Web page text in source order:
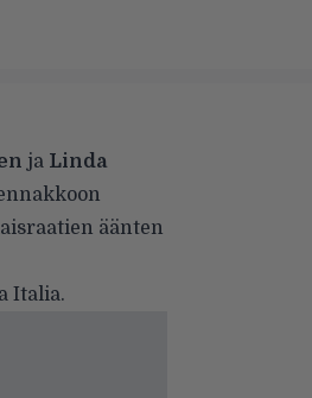
ja Linda
äänten
Italia.